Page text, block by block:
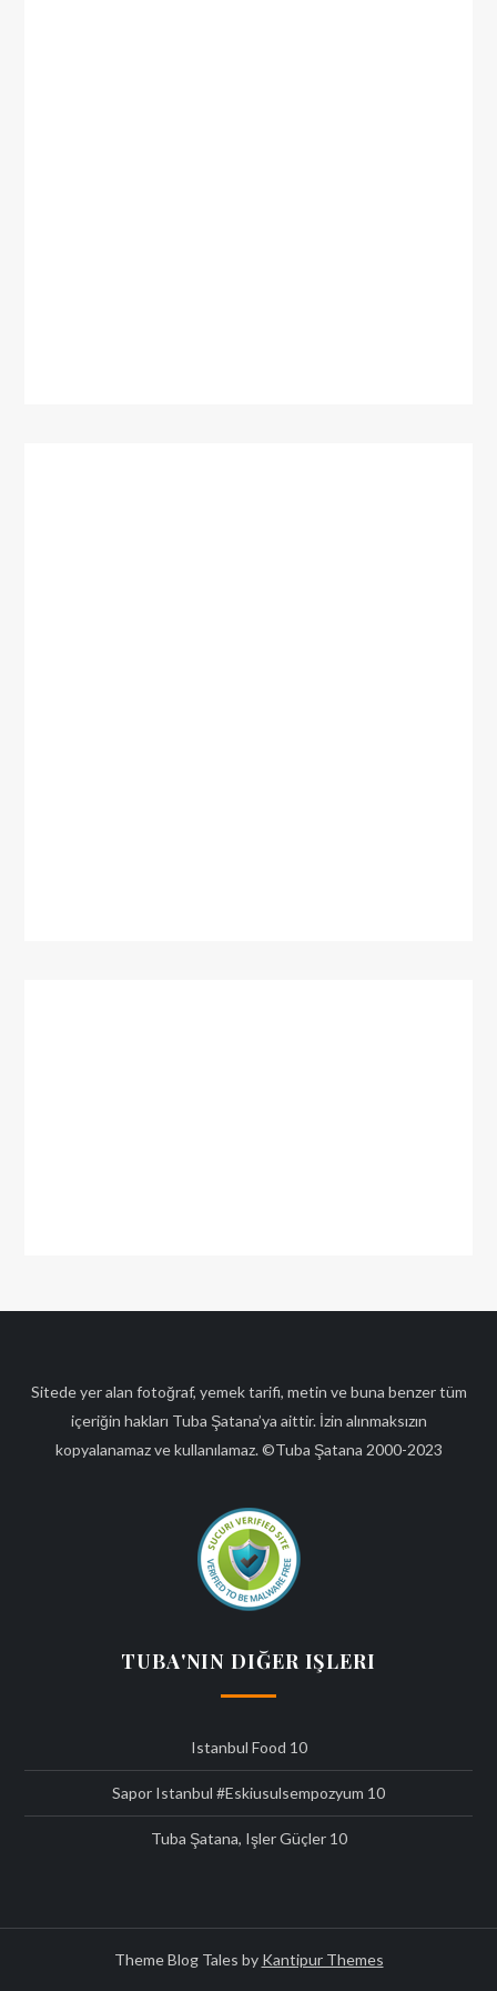
Sitede yer alan fotoğraf, yemek tarifi, metin ve buna benzer tüm
içeriğin hakları Tuba Şatana’ya aittir. İzin alınmaksızın
kopyalanamaz ve kullanılamaz. ©Tuba Şatana 2000-2023
TUBA'NIN DIĞER IŞLERI
Istanbul Food 10
Sapor Istanbul #eskiusulsempozyum 10
Tuba Şatana, Işler Güçler10
Theme Blog Tales by Kantipur Themes